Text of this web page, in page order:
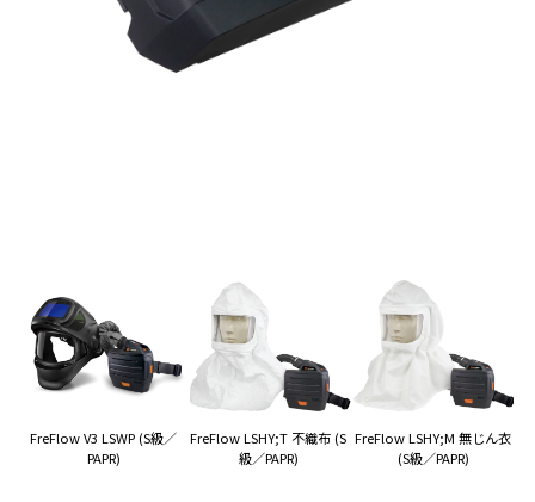
FreFlow V3 LSWP (S級／
PAPR)
FreFlow LSHY;T 不織布 (S
級／PAPR)
FreFlow LSHY;M 無じん衣
(S級／PAPR)